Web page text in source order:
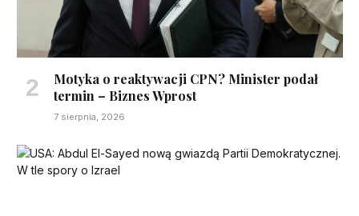
Motyka o reaktywacji CPN? Minister podał
termin – Biznes Wprost
7 sierpnia, 2026